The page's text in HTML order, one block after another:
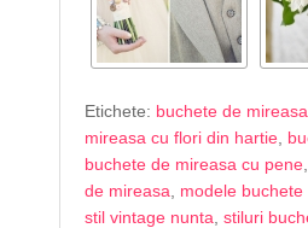
Etichete: buchete de mireasa
mireasa cu flori din hartie
buchete de mireasa cu pene
de mireasa
modele
stil vintage nunta stiluri